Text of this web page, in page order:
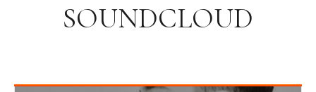
SOUNDCLOUD